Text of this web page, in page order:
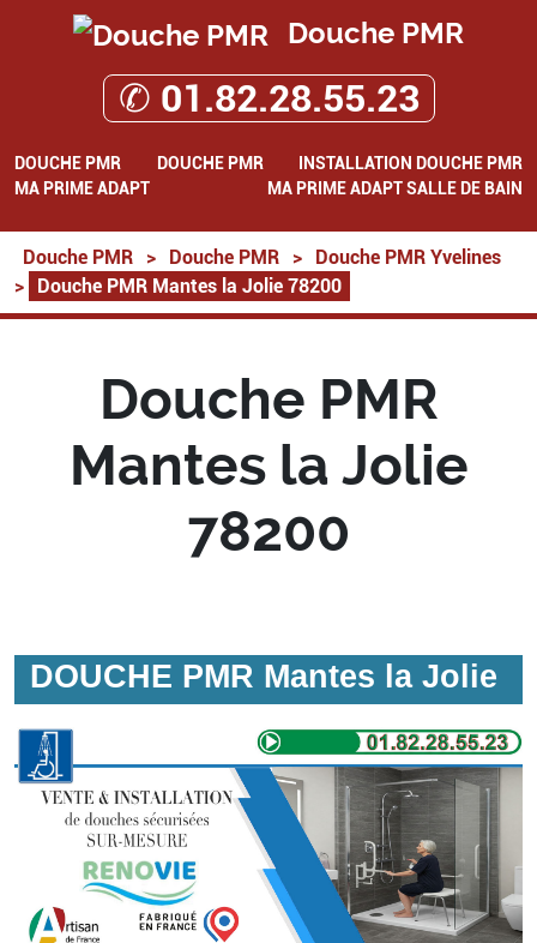
Douche PMR
✆ 01.82.28.55.23
DOUCHE PMR DOUCHE PMR
INSTALLATION DOUCHE PMR
MA PRIME ADAPT
MA PRIME ADAPT SALLE DE BAIN
Douche PMR > Douche PMR >
Douche PMR Yvelines
>
Douche PMR Mantes la Jolie 78200
Douche PMR
Mantes la Jolie
78200
DOUCHE PMR Mantes la Jolie